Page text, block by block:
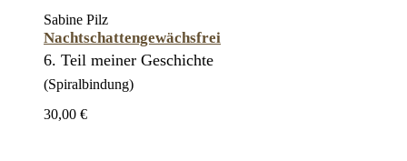
Sabine Pilz
Nachtschattengewächsfrei
6. Teil meiner Geschichte
(Spiralbindung)
30,00 €